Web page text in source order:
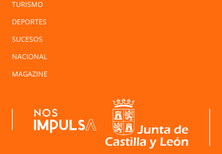
TURISMO
DEPORTES
SUCESOS
NACIONAL
MAGAZINE